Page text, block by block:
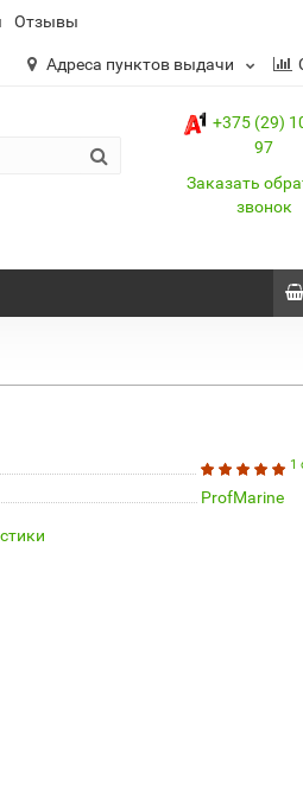
Отзывы
Адреса пунктов выдачи
+375 (29)
97
Заказать
звонок
1
ProfMarine